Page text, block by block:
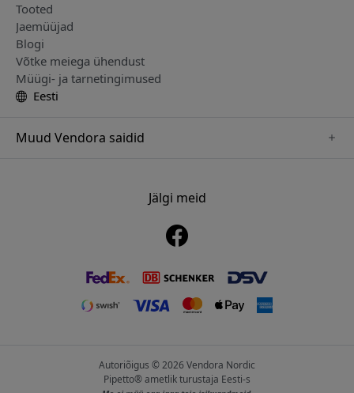
Tooted
Jaemüüjad
Blogi
Võtke meiega ühendust
Müügi- ja tarnetingimused
Eesti
Muud Vendora saidid
www.myfirst.se
Jälgi meid
Autoriõigus © 2026 Vendora Nordic
Pipetto® ametlik turustaja Eesti-s